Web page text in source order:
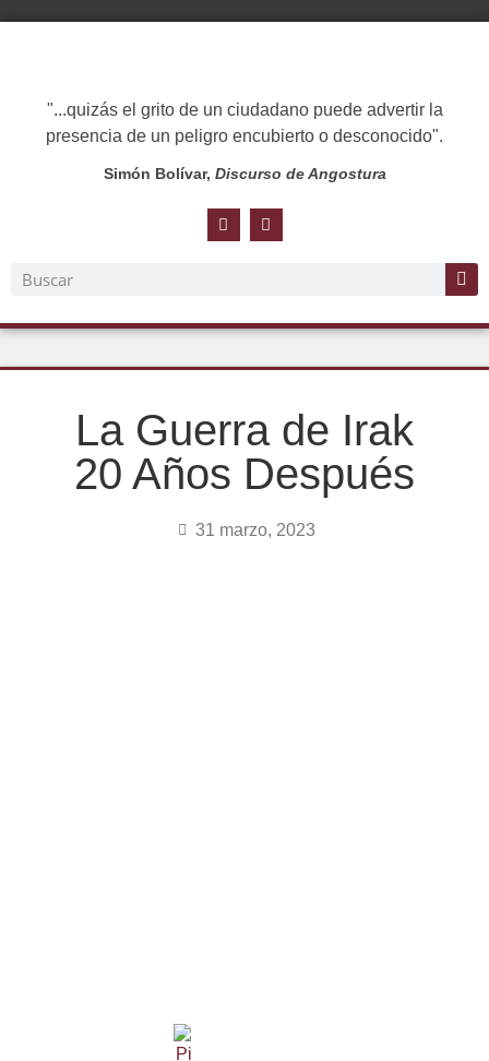
"...quizás el grito de un ciudadano puede advertir la
presencia de un peligro encubierto o desconocido".
Simón Bolívar, Discurso de Angostura
La Guerra de Irak
20 Años Después
31 marzo, 2023